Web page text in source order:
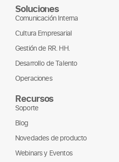
Soluciones
Comunicación Interna
Cultura Empresarial
Gestión de RR. HH.
Desarrollo de Talento
Operaciones
Recursos
Soporte
Blog
Novedades de producto
Webinars y Eventos